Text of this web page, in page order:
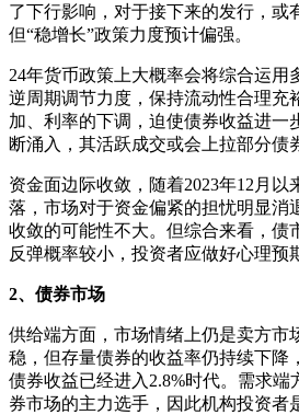
了下行影响，对于接下来的发行，或
但“稳增长”政策力度预计偏强。
24年货币政策上大概率会将综合运用
逆周期调节力度，保持流动性合理充
加、利率的下调，迫使债券收益进一
断涌入，其活跃成交或会上拉部分债
资金面边际收敛，随着2023年12月以
落，市场对于资金偏紧的担忧明显消
收敛的可能性不大。但综合来看，债
反弹概率较小，投资者应做好心理预
2、债券市场
供给端方面，市场情绪上仍是卖方市
稳，但存量债券的收益率仍持续下降
债券收益已经进入2.8%时代。需求端
券市场的主力选手，因此机构投资者